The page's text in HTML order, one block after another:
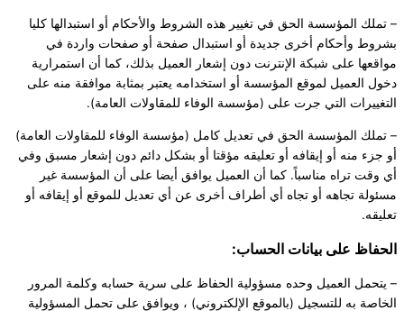
– تملك المؤسسة الحق في تغيير هذه الشروط والأحكام أو استبدالها كليا
بشروط وأحكام أخرى جديدة أو استبدال صفحة أو صفحات واردة في
مواقعها على شبكة الإنترنت دون إشعار العميل بذلك، كما أن استمرارية
دخول العميل لموقع المؤسسة أو استخدامه يعتبر بمثابة موافقة منه على
التغييرات التي جرت على (مؤسسة الوفاء للمقاولات العامة).
– تملك المؤسسة الحق في تعديل كامل (مؤسسة الوفاء للمقاولات العامة)
أو جزء منه أو إيقافه أو تعليقه مؤقتا أو بشكل دائم دون إشعار مسبق وفي
أي وقت تراه مناسباً. كما أن العميل يوافق أيضا على أن المؤسسة غير
مسئولة تجاهه أو تجاه أي أطراف أخرى عن أي تعديل للموقع أو إيقافه أو
تعليقه.
الحفاظ على بيانات الحساب:
– يتحمل العميل وحده مسؤولية الحفاظ على سرية حسابه وكلمة المرور
الخاصة به للتسجيل (بالموقع الإلكتروني) ، ويوافق على تحمل المسؤولية